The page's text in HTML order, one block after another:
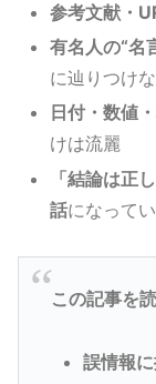
参考文献・
有名人の“名
に辿りつけな
日付・数値
けは流麗
「結論は正
話になって
この記事を
誤情報